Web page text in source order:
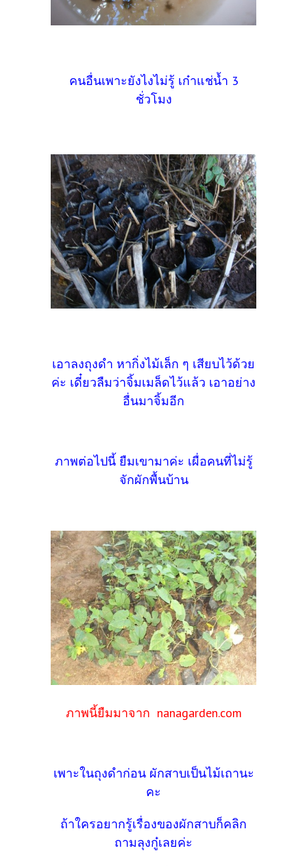
คนอื่นเพาะยังไงไม่รู้ เก๋าแช่น้ำ 3
ชั่วโมง
เอาลงถุงดำ หากิ่งไม้เล็ก ๆ เสียบไว้ด้วย
ค่ะ เดี๋ยวลืมว่าจิ้มเมล็ดไว้แล้ว เอาอย่าง
อื่นมาจิ้มอีก
ภาพต่อไปนี้ ยืมเขามาค่ะ เผื่อคนที่ไม่รู้
จักผักพื้นบ้าน
ภาพนี้ยืมมาจาก nanagarden.com
เพาะในถุงดำก่อน ผักสาบเป็นไม้เถานะ
คะ
ถ้าใครอยากรู้เรื่องของผักสาบก็คลิก
ถามลุงกู๋เลยค่ะ